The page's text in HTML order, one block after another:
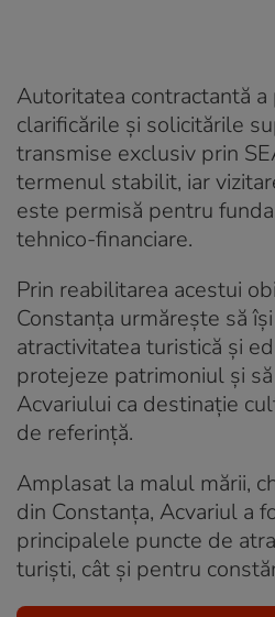
Autoritatea contractantă a
clarificările și solicitările
transmise exclusiv prin
termenul stabilit, iar
este permisă pentru
tehnico-financiare.
Prin reabilitarea acestui
Constanța urmărește să
atractivitatea turistică și
protejeze patrimoniul și
Acvariului ca destinație
de referință.
Amplasat la malul mării,
din Constanța, Acvariul a
principalele puncte de
turiști, cât și pentru